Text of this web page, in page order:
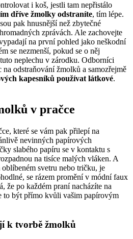
i koš, jestli tam nepřistálo
dříve⁣ žmolky odstraníte, tím lépe.
pak hnusnější‍ než zbytečné
zprávách. Ale zachovejte
na první pohled jako neškodní
se nezmenší, pokud se o něj
neplechu⁢ v⁣ zárodku.‌ Odborníci
odstraňování ⁤žmolků a samozřejmě​
kapesníků⁣ používat‌ látkové. ​
v⁤ pračce
které‍ se vám pak přilepí na
nevinných papírových
slabého papíru se v kontaktu s
na tisíce malých‍ vláken. A
svetru nebo ​tričku, je
se rázem⁣ promění v⁤ módní⁤ faux
že ⁣po ⁣každém⁤ praní nacházíte na
to být přímo kvůli ⁢vašim papírovým
k ⁣tvorbě žmolků